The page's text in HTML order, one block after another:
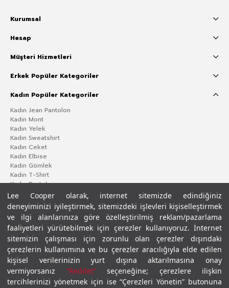
Lee Cooper olarak, internet sitemizde edindiğiniz
deneyiminizi iyileştirmek, sitemizdeki işlevleri kişiselleştirmek
ve ilgi alanlarınıza göre özelleştirilmiş reklam/pazarlama
faaliyetleri yürütebilmek için çerezler kullanıyoruz. İnternet
sitemizin çalışması için zorunlu olan çerezler dışındaki
çerezlerin kullanımına ve bu çerezler aracılığıyla elde edilen
kişisel verilerinizin yurt dışına aktarılmasına onay
vermiyorsanız “Reddet”seçeneğine; çerezlere ilişkin
tercihlerinizi yönetmek için ise “Çerezleri Yönetin” butonuna
Kurumsal
Hesap
Müşteri Hizmetleri
Erkek Popüler Kategoriler
Kadın Popüler Kategoriler
Kadın Jean Pantolon
Kadın Mont
Kadın Yelek
Kadın Sweatshirt
Kadın Ceket
Kadın Elbise
Kadın Gömlek
Kadın T-Shirt
Kadın Pantolon
Gizlilik PolitikasıÇerez PolitikasıKVKK Aydınlatma MetniŞartlar ve Koşullar